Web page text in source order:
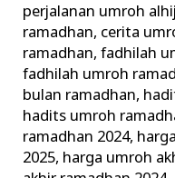
perjalanan umroh
ramadhan, cerita
ramadhan,fadhilah
fadhilah umroh
bulan ramadhan,
hadits umroh
ramadhan 2024,
2025, harga umroh